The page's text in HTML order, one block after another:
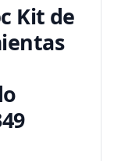
Kit de